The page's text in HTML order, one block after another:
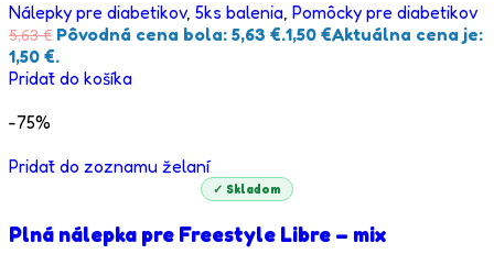
Nálepky pre diabetikov, 5ks balenia, Pomôcky pre diabetikov
5,63€ Pôvodná cena bola: 5,63 €.1,50 €Aktuálna cena je:
1,50 €.
Pridať do košíka
-75%
Pridať do zoznamu želaní
✓ Skladom
Plná nálepka pre Freestyle Libre – mix